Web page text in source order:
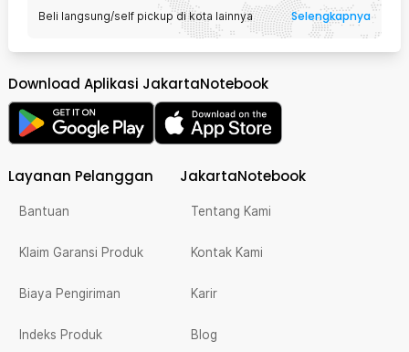
Beli langsung/self pickup di kota lainnya Selengkapnya
Download Aplikasi JakartaNotebook
Layanan Pelanggan
Bantuan
Klaim Garansi Produk
Biaya Pengiriman
Indeks Produk
JakartaNotebook
Tentang Kami
Kontak Kami
Karir
Blog